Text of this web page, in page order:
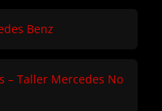
Benz
– Taller Mercedes No